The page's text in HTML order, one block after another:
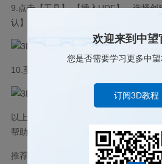
9.点击【工具】-【插入UDF】，选择
认】。
10.至此，利用UDF创建的参数化孔，创
以上就是3D建模软件使用UDF创建参
帮助，更多3D知识请关注中望3D官网和
推荐阅读： 国产三维建模软件
欢迎来到中望
您是否需要学习更多中
订阅3D教程